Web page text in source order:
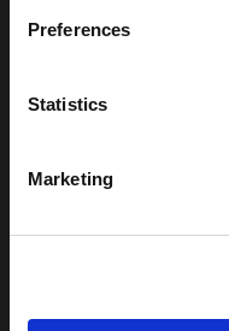
Preferences
Statistics
Marketing
grande, que
centro
impresionante
combinaban